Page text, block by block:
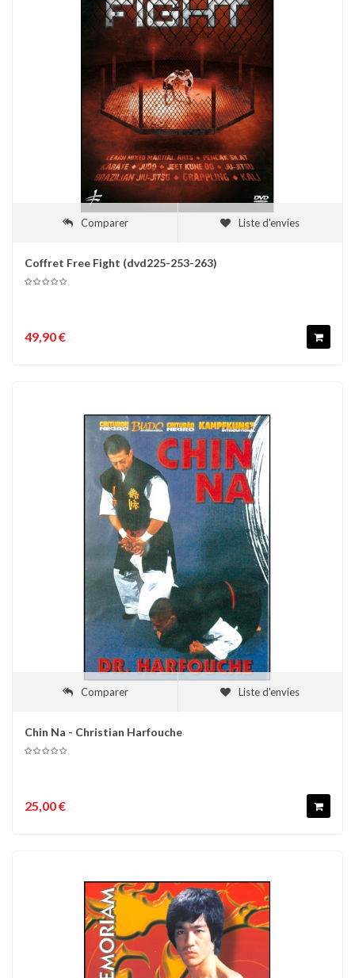
Comparer Liste d'envies
Coffret Free Fight (dvd225-253-263)
49,90 €
Comparer Liste d'envies
Chin Na - Christian Harfouche
25,00 €